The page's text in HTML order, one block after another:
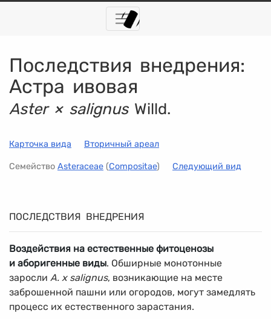
Последствия внедрения:
Астра ивовая
Aster × salignusWilld.
Карточка вида Вторичный ареал
Семейство Asteraceae (Compositae) Следующий вид
ПОСЛЕДСТВИЯ ВНЕДРЕНИЯ
Воздействия на естественные фитоценозы
и аборигенные виды. Обширные монотонные
заросли А. х salignus, возникающие на месте
заброшенной пашни или огородов, могут замедлять
процесс их естественного зарастания.